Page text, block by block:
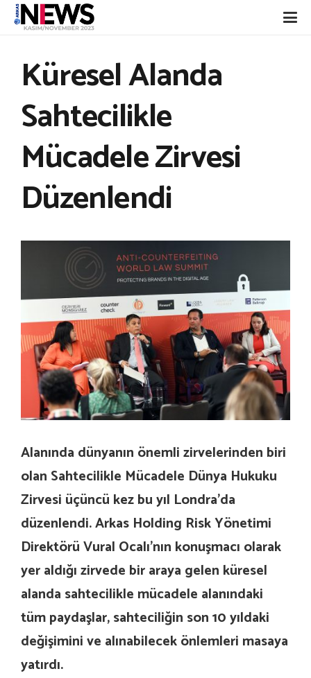
Küresel Alanda
Sahtecilikle
Mücadele Zirvesi
Düzenlendi
Alanında dünyanın önemli zirvelerinden biri
olan Sahtecilikle Mücadele Dünya Hukuku
Zirvesi üçüncü kez bu yıl Londra’da
düzenlendi. Arkas Holding Risk Yönetimi
Direktörü Vural Ocalı’nın konuşmacı olarak
yer aldığı zirvede bir araya gelen küresel
alanda sahtecilikle mücadele alanındaki
tüm paydaşlar, sahteciliğin son 10 yıldaki
değişimini ve alınabilecek önlemleri masaya
yatırdı.